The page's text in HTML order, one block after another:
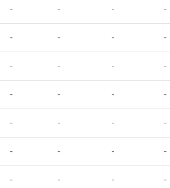
- - - -
- - - -
- - - -
- - - -
- - - -
- - - -
- - - -